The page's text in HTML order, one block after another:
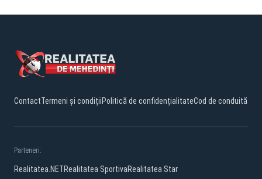
ContactTermeni și condițiiPolitică de confidențialitateCod de conduită
Parteneri:
Realitatea.NETRealitatea SportivaRealitatea Star